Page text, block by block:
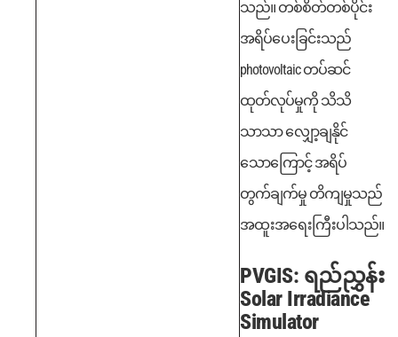
သည်။ တစ်စိတ်တစ်ပိုင်း
အရိပ်ပေးခြင်းသည်
photovoltaic တပ်ဆင်
ထုတ်လုပ်မှုကို သိသိ
သာသာ လျှော့ချနိုင်
သောကြောင့် အရိပ်
တွက်ချက်မှု တိကျမှုသည်
အထူးအရေးကြီးပါသည်။
PVGIS: ရည်ညွှန်း
Solar Irradiance
Simulator